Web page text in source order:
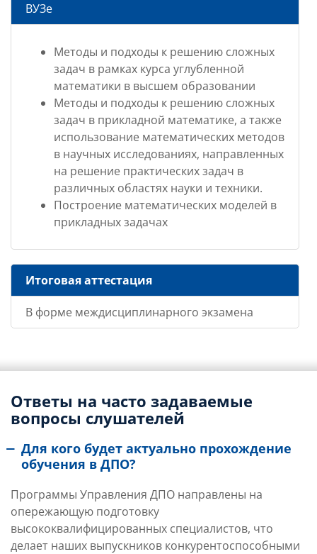
ВУЗе
Методы и подходы к решению сложных
задач в рамках курса углубленной
математики в высшем образовании
Методы и подходы к решению сложных
задач в прикладной математике, а также
использование математических методов
в научных исследованиях, направленных
на решение практических задач в
различных областях науки и техники.
Построение математических моделей в
прикладных задачах
Итоговая аттестация
В форме междисциплинарного экзамена
Ответы на часто задаваемые
вопросы слушателей
Для кого будет актуально прохождение
обучения в ДПО?
Программы Управления ДПО направлены на
опережающую подготовку
высококвалифицированных специалистов, что
делает наших выпускников конкурентоспособными